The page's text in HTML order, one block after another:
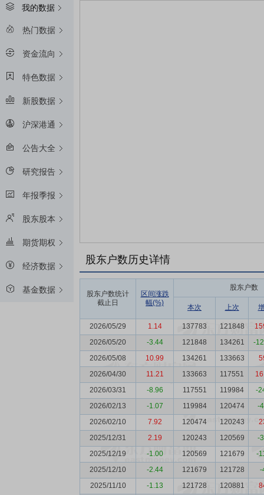
我的数据
热门数据
资金流向
特色数据
新股数据
沪深港通
公告大全
研究报告
年报季报
股东股本
期货期权
经济数据
基金数据
股东户数历史详情
股东户数统计
截止日
区间涨跌
幅(%)
股东户数
本次 上次
2026/05/29 1.14 137783 121848
2026/05/20
-3.44 121848 134261
-
2026/05/08
10.99 134261 133663
2026/04/30
11.21 133663 117551
2026/03/31
-8.96 117551 119984
-
2026/02/13
-1.07 119984 120474
-
2026/02/10
7.92 120474 120243
2025/12/31
2.19 120243 120569
-
2025/12/19
-1.00 120569 121679
-
2025/12/10
-2.44 121679 121728
-
2025/11/10
-1.13 121728 120881